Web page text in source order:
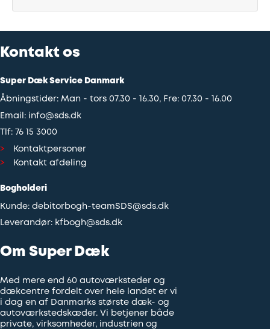
alle
her
Kontakt os
Super Dæk Service Danmark
Åbningstider: Man - tors 07.30 - 16.30, Fre: 07.30 - 16.00
Email: info@sds.dk
Tlf: 76 15 3000
Kontaktpersoner
Kontakt afdeling
Bogholderi
Kunde: debitorbogh-teamSDS@sds.dk
Leverandør: kfbogh@sds.dk
Om Super Dæk
Med mere end 60 autoværksteder og
dækcentre fordelt over hele landet er vi
i dag en af Danmarks største dæk- og
autoværkstedskæder. Vi betjener både
private, virksomheder, industrien og